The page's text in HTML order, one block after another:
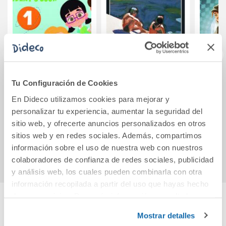
Tu Configuración de Cookies
En Dideco utilizamos cookies para mejorar y
personalizar tu experiencia, aumentar la seguridad del
sitio web, y ofrecerte anuncios personalizados en otros
sitios web y en redes sociales. Además, compartimos
información sobre el uso de nuestra web con nuestros
colaboradores de confianza de redes sociales, publicidad
y análisis web, los cuales pueden combinarla con otra
información recopilada a partir del uso que hayas hecho
Mostrar detalles
Hello Mil 1 Bold
English 1 Infantil
Student s Book
(AND)
34,50€
Comprar
Distancia de fuga
22,90€
Comprar
Cuéntanos tu opinión